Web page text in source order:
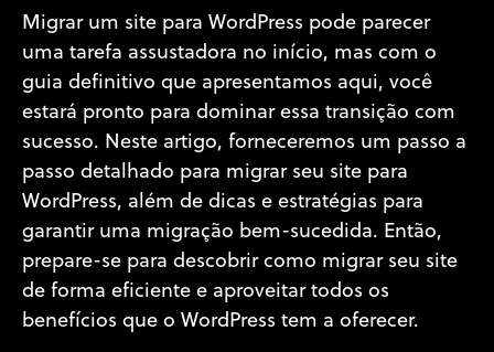
Migrar um site para WordPress pode parecer
uma tarefa assustadora no início, mas com o
guia definitivo que apresentamos aqui, você
estará pronto para dominar essa transição com
sucesso. Neste artigo, forneceremos um passo a
passo detalhado para migrar seu site para
WordPress, além de dicas e estratégias para
garantir uma migração bem-sucedida. Então,
prepare-se para descobrir como migrar seu site
de forma eficiente e aproveitar todos os
benefícios que o WordPress tem a oferecer.